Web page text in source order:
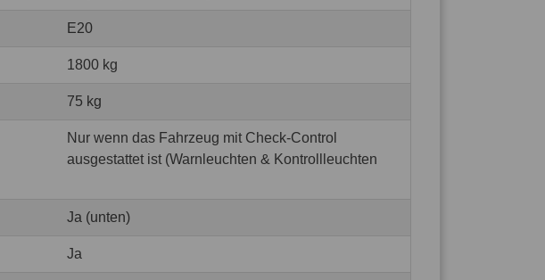
E20
1800 kg
75 kg
Nur wenn das Fahrzeug mit Check-Control
ausgestattet ist (Warnleuchten & Kontrollleuchten
Ja (unten)
Ja